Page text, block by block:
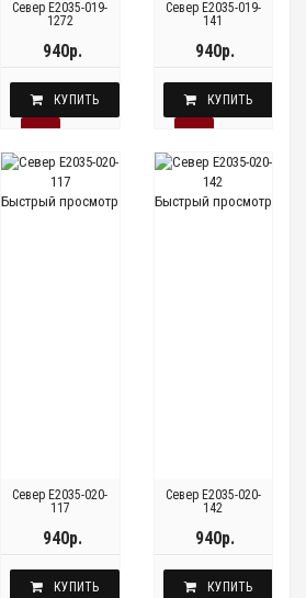
Север E2035-019-
1272
940р.
КУПИТЬ
Север E2035-019-
141
940р.
КУПИТЬ
Быстрый просмотр
Север E2035-020-
117
940р.
КУПИТЬ
Быстрый просмотр
Север E2035-020-
142
940р.
КУПИТЬ